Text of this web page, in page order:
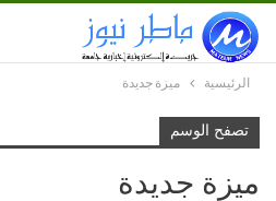
الرئيسية ميزة جديدة
تصفح الوسم
ميزة جديدة